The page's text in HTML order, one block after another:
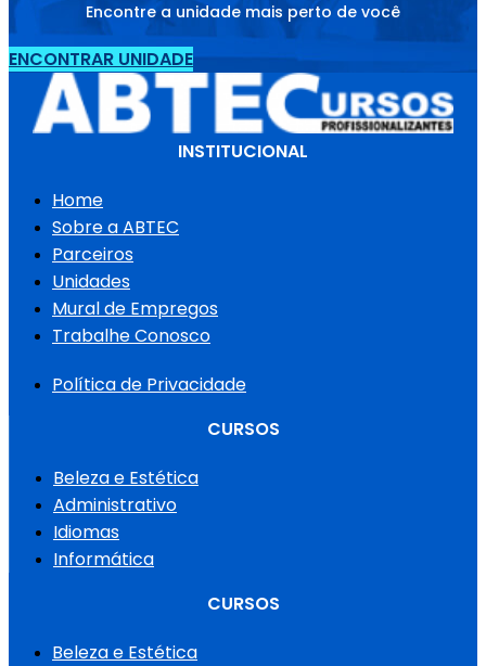
Encontre a unidade mais perto de você
ENCONTRAR UNIDADE
INSTITUCIONAL
Home
Sobre a ABTEC
Parceiros
Unidades
Mural de Empregos
Trabalhe Conosco
Política de Privacidade
CURSOS
Beleza e Estética
Administrativo
Idiomas
Informática
CURSOS
Beleza e Estética